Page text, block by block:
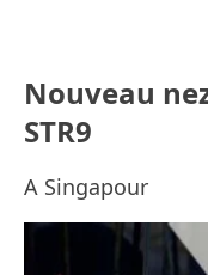
Nouveau
STR9
A Singapour